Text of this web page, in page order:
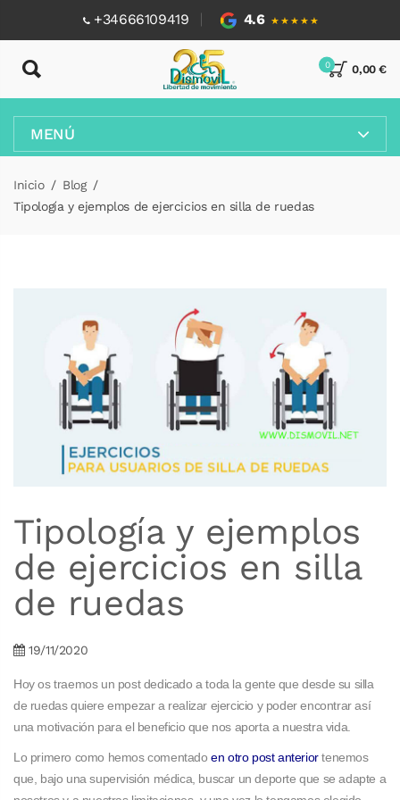
+34666109419 4.6 ★★★★★
0,00 €
0
MENÚ
Inicio
Blog
Tipología y ejemplos de ejercicios en silla de ruedas
Tipología y ejemplos
de ejercicios en silla
de ruedas
19/11/2020
Hoy os traemos un post dedicado a toda la gente que desde su silla
de ruedas quiere empezar a realizar ejercicio y poder encontrar así
una motivación para el beneficio que nos aporta a nuestra vida.
Lo primero como hemos comentadoen otro post anteriortenemos
que, bajo una supervisión médica, buscar un deporte que se adapte a